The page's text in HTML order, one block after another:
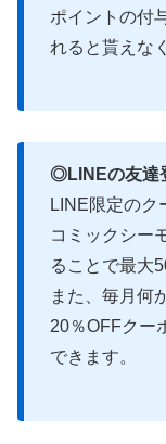
ポイントの付
れると貰えな
◎LINEの友達
LINE限定のク
コミックシー
ることで最大
また、毎月何
20％OFFクー
できます。